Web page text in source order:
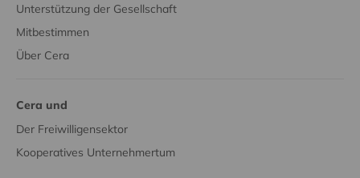
Unterstützung der Gesellschaft
Mitbestimmen
Über Cera
Cera und
Der Freiwilligensektor
Kooperatives Unternehmertum